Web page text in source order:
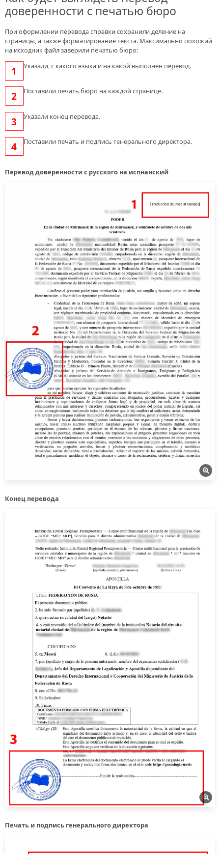
доверенности с печатью бюро
При оформлении перевода справки сохранили деление на
страницы, а также форматирование текста. Максимально похожий
на исходник файл заверили печатью бюро:
Указали, с какого языка и на какой выполнен перевод.
Поставили печать бюро на каждой странице.
Указали конец перевода.
Поставили печать и подпись генерального директора.
Перевод доверенности с русского на испнанский
Конец перевода
Печать и подпись генерального директора